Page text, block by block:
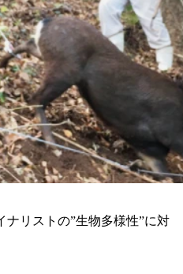
ナリストの”生物多様性”に対